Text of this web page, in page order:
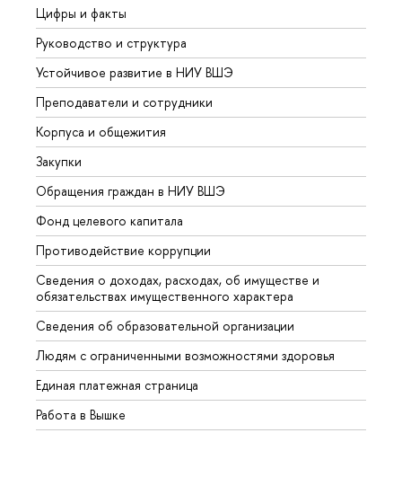
Цифры и факты
Руководство и структура
Устойчивое развитие в НИУ ВШЭ
Преподаватели и сотрудники
Корпуса и общежития
Закупки
Обращения граждан в НИУ ВШЭ
Фонд целевого капитала
Противодействие коррупции
Сведения о доходах, расходах, об имуществе и
обязательствах имущественного характера
Сведения об образовательной организации
Людям с ограниченными возможностями здоровья
Единая платежная страница
Работа в Вышке